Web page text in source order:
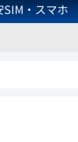
・スマホ